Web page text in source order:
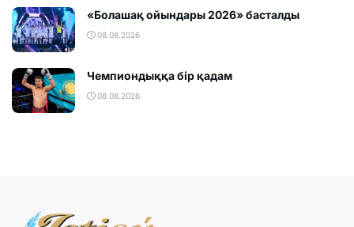
«Болашақ ойындары 2026» басталды
08.08.2026
Чемпиондыққа бір қадам
08.08.2026